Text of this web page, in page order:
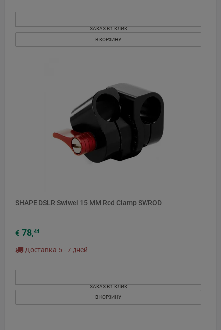
ЗАКАЗ В 1 КЛИК
В КОРЗИНУ
SHAPE DSLR Swiwel 15 MM Rod Clamp SWROD
€ 78,44
Доставка 5 - 7 дней
ЗАКАЗ В 1 КЛИК
В КОРЗИНУ